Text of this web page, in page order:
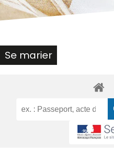
Se marier